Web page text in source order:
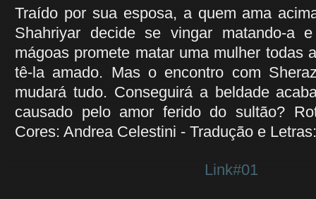
Traído por sua esposa, a quem ama
Shahriyar decide se vingar matando-a
mágoas promete matar uma mulher todas
tê-la amado. Mas o encontro com
mudará tudo. Conseguirá a beldade
causado pelo amor ferido do sultão?
Cores: Andrea Celestini - Tradução e
Link#01